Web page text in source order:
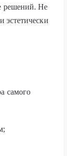
решений. Не
эстетически
самого